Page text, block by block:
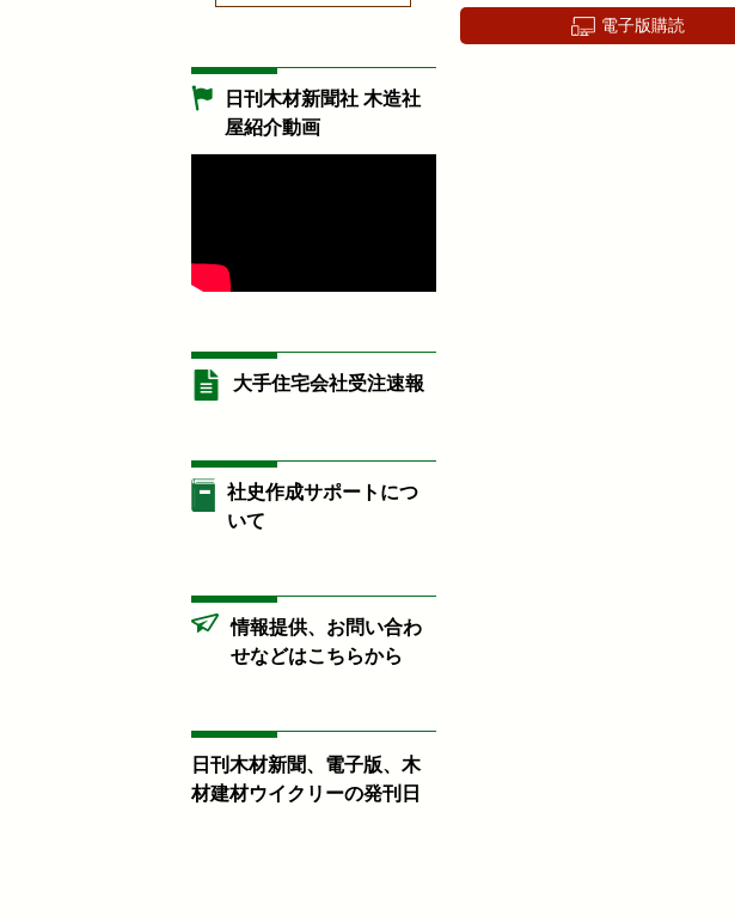
電子版購読
日刊木材新聞社 木造社
屋紹介動画
大手住宅会社受注速報
社史作成サポートにつ
いて
情報提供、お問い合わ
せなどはこちらから
日刊木材新聞、電子版、木
材建材ウイクリーの発刊日